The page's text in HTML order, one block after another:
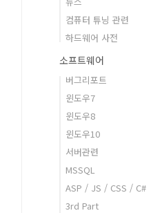
컴퓨터 튜닝 관련
하드웨어 사전
소프트웨어
버그리포트
윈도우7
윈도우8
윈도우10
서버관련
MSSQL
ASP / JS / CSS / C#
3rd Part